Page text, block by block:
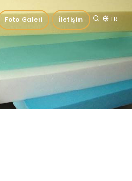
TR
Foto Galeri İletişim